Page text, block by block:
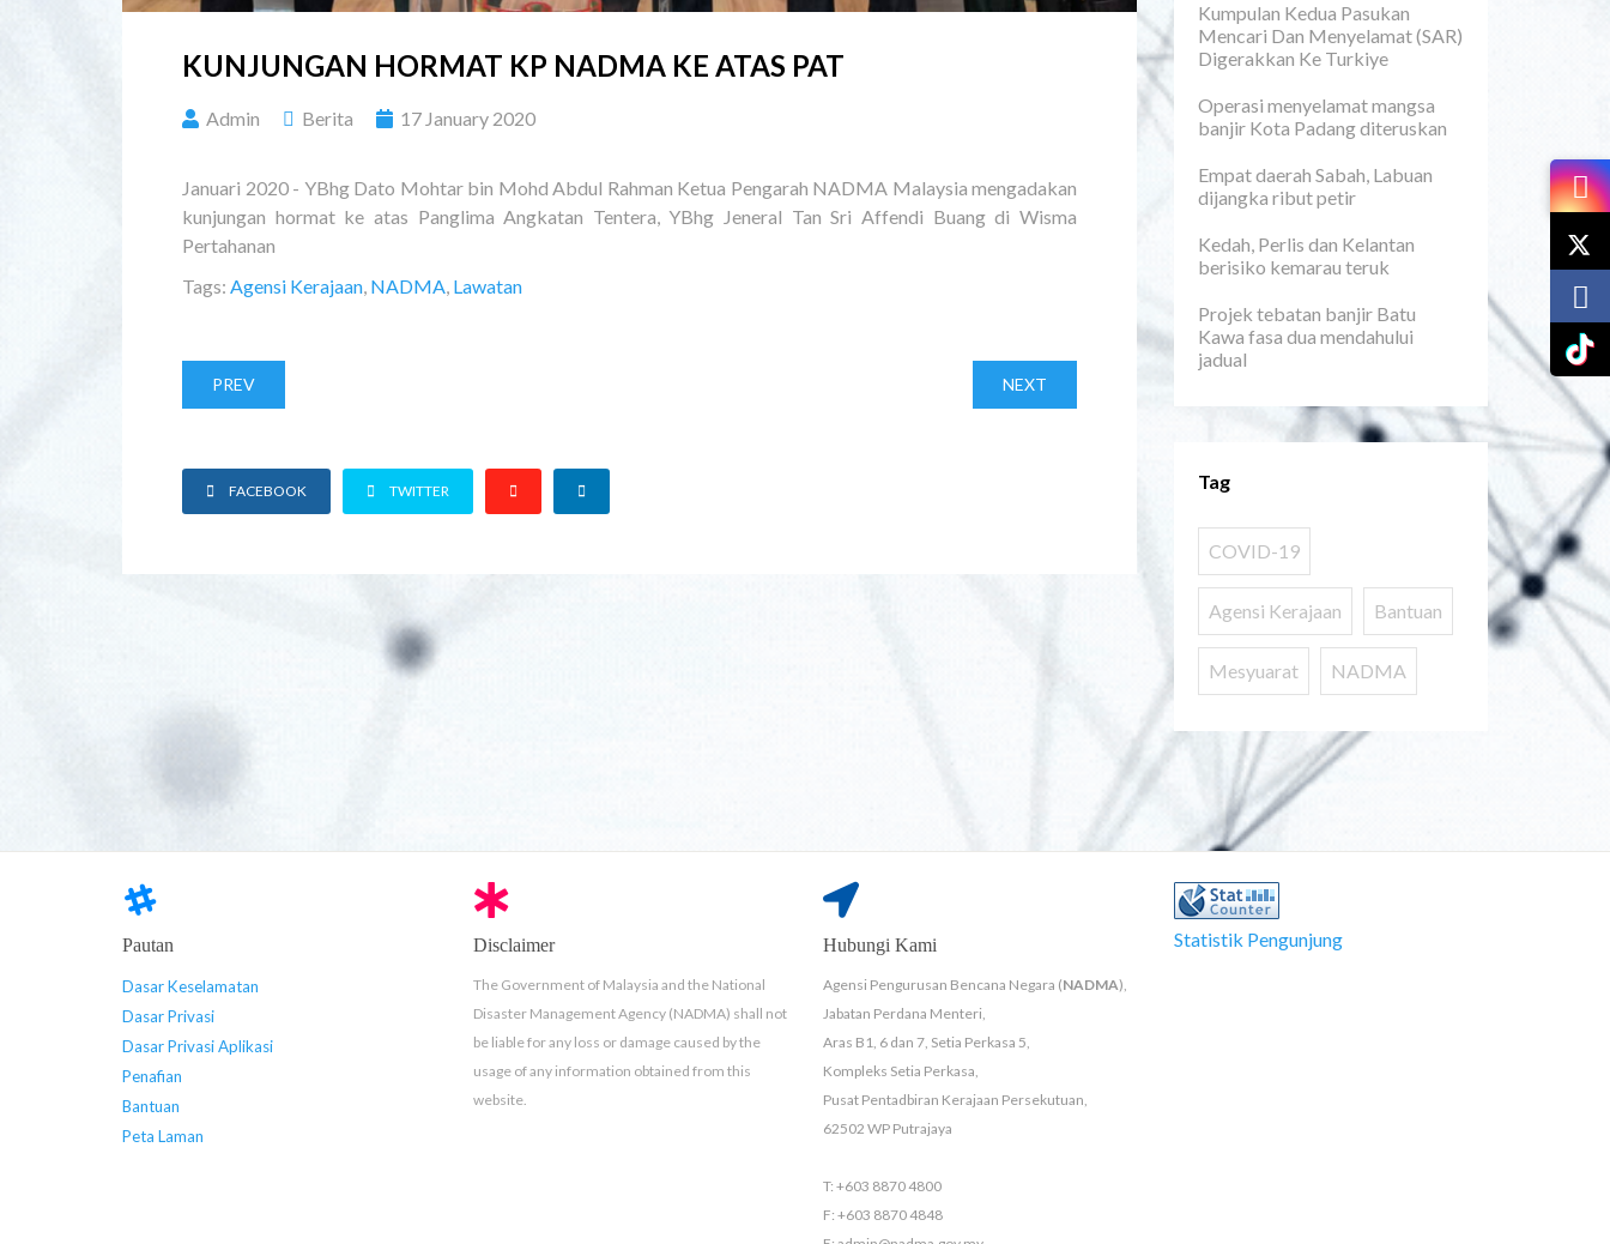
KUNJUNGAN HORMAT KP NADMA KE ATAS PAT
Admin Berita 17 January 2020
Januari 2020 - YBhg Dato Mohtar bin Mohd Abdul Rahman Ketua Pengarah NADMA Malaysia mengadakan
kunjungan hormat ke atas Panglima Angkatan Tentera, YBhg Jeneral Tan Sri Affendi Buang di Wisma
Pertahanan
Tags: Agensi Kerajaan, NADMA, Lawatan
PREV NEXT
FACEBOOK TWITTER
Kumpulan Kedua Pasukan
Mencari Dan Menyelamat (SAR)
Digerakkan Ke Turkiye
Operasi menyelamat mangsa
banjir Kota Padang diteruskan
Empat daerah Sabah, Labuan
dijangka ribut petir
Kedah, Perlis dan Kelantan
berisiko kemarau teruk
Projek tebatan banjir Batu
Kawa fasa dua mendahului
jadual
Tag
COVID-19
Agensi Kerajaan Bantuan
Mesyuarat NADMA
Pautan
Dasar Keselamatan
Dasar Privasi
Dasar Privasi Aplikasi
Penafian
Bantuan
Peta Laman
Disclaimer
The Government of Malaysia and the National
Disaster Management Agency (NADMA) shall not
be liable for any loss or damage caused by the
usage of any information obtained from this
website.
Hubungi Kami
Agensi Pengurusan Bencana Negara (NADMA),
Jabatan Perdana Menteri,
Aras B1, 6 dan 7, Setia Perkasa 5,
Kompleks Setia Perkasa,
Pusat Pentadbiran Kerajaan Persekutuan,
62502 WP Putrajaya
T: +603 8870 4800
F: +603 8870 4848
Statistik Pengunjung